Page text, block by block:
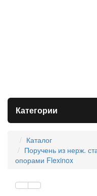
Категории
Каталог
Поручень из нерж.
опорами Flexinox